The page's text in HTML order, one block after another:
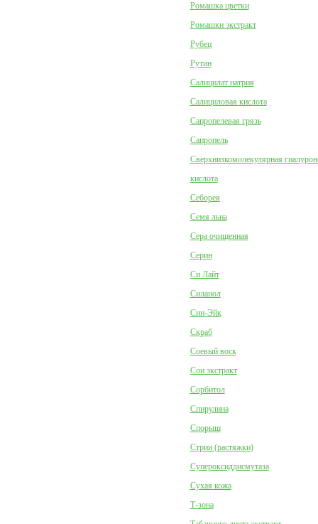
Ромашка цветки
Ромашки экстракт
Рубец
Рутин
Салицилат натрия
Салициловая кислота
Сапропелевая грязь
Сапропель
Сверхнизкомолекулярная
кислота
Себорея
Семя льна
Сера очищенная
Серин
Си Лайт
Силанол
Син-Эйк
Скраб
Соевый воск
Сои экстракт
Сорбитол
Спирулина
Спорыш
Стрии (растяжки)
Супероксиддисмутаза
Сухая кожа
Т-зона